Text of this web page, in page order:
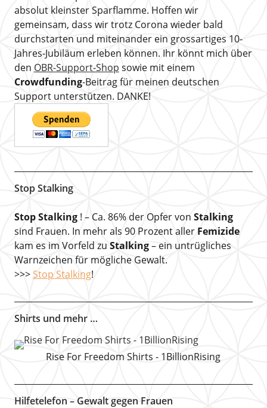
absolut kleinster Sparflamme. Hoffen wir
gemeinsam, dass wir trotz Corona wieder bald
durchstarten und miteinander ein grossartiges 10-
Jahres-Jubiläum erleben können. Ihr könnt mich über
den OBR-Support-Shop sowie mit einem
Crowdfunding-Beitrag für meinen deutschen
Support unterstützen. DANKE!
Stop Stalking
Stop Stalking! – Ca. 86% der Opfer von Stalking
sind Frauen. In mehr als 90 Prozent aller Femizide
kam es im Vorfeld zu Stalking– ein untrügliches
Warnzeichen für mögliche Gewalt.
>>> Stop Stalking!
Shirts und mehr …
Rise For Freedom Shirts - 1BillionRising
Hilfetelefon – Gewalt gegen Frauen